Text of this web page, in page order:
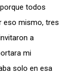
todos
eso mismo, tres
a
mi
solo en esa